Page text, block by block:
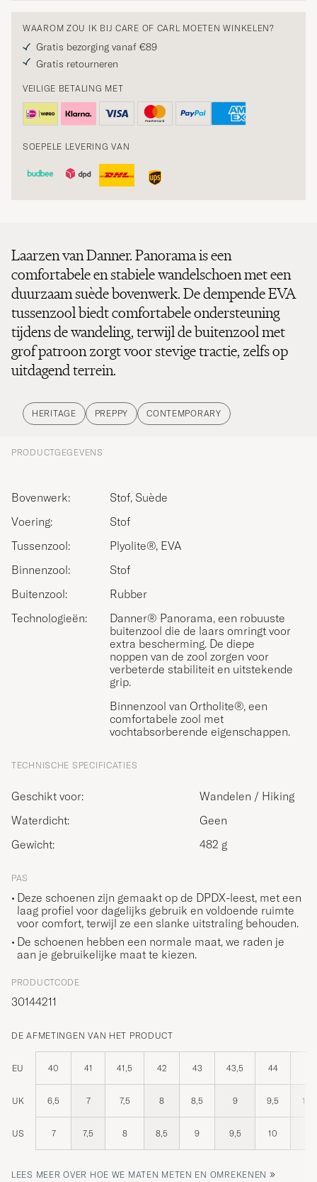
WAAROM ZOU IK BIJ CARE OF CARL MOETEN WINKELEN?
Gratis bezorging vanaf €89
Gratis retourneren
VEILIGE BETALING MET
SOEPELE LEVERING VAN
Laarzen van Danner. Panorama is een
comfortabele en stabiele wandelschoen met een
duurzaam suède bovenwerk. De dempende EVA
tussenzool biedt comfortabele ondersteuning
tijdens de wandeling, terwijl de buitenzool met
grof patroon zorgt voor stevige tractie, zelfs op
uitdagend terrein.
HERITAGE PREPPY CONTEMPORARY
PRODUCTGEGEVENS
Bovenwerk:
Stof, Suède
Voering:
Stof
Tussenzool:
Plyolite®, EVA
Binnenzool:
Stof
Buitenzool:
Rubber
Technologieën:
Danner® Panorama, een robuuste
buitenzool die de laars omringt voor
extra bescherming. De diepe
noppen van de zool zorgen voor
verbeterde stabiliteit en uitstekende
grip.
Binnenzool van Ortholite®, een
comfortabele zool met
vochtabsorberende eigenschappen.
TECHNISCHE SPECIFICATIES
Geschikt voor:
Wandelen / Hiking
Waterdicht:
Geen
Gewicht:
482 g
PAS
Deze schoenen zijn gemaakt op de DPDX-leest, met een
laag profiel voor dagelijks gebruik en voldoende ruimte
voor comfort, terwijl ze een slanke uitstraling behouden.
De schoenen hebben een normale maat, we raden je
aan je gebruikelijke maat te kiezen.
PRODUCTCODE
30144211
DE AFMETINGEN VAN HET PRODUCT
EU 40 41 41,5 42 43 43,5 44
UK 6,5 7 7,5 8 8,5 9 9,5
US 7 7,5 8 8,5 9 9,5 10
LEES MEER OVER HOE WE MATEN METEN EN OMREKENEN »